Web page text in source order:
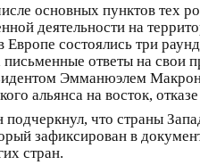
основных пунктов тех
деятельности на
Европе состоялись три
письменные ответы на
Эмманюэлем
альянса на восток,
что страны
зафиксирован в
стран.